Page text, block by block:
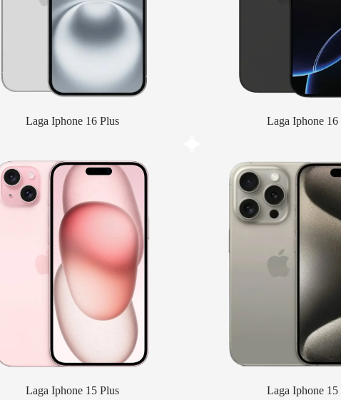
Laga Iphone 16 Plus Laga Iphone 16
Laga Iphone 15 Plus Laga Iphone 15